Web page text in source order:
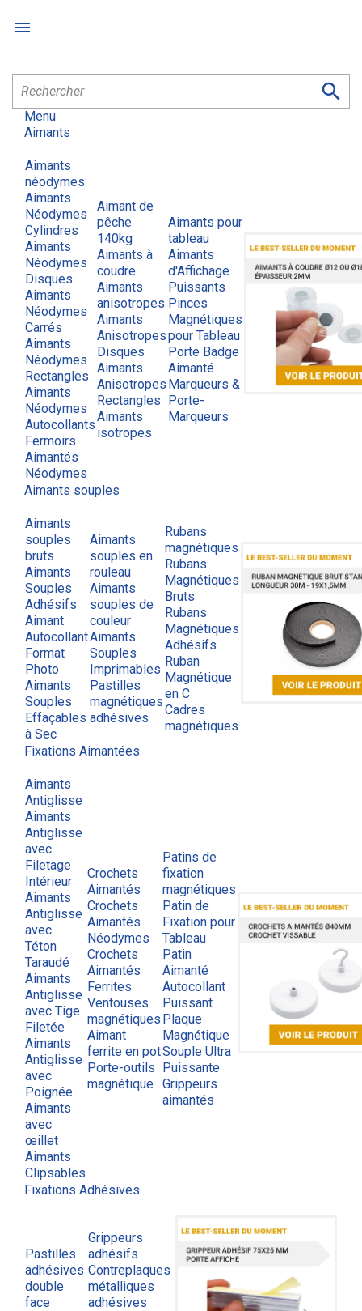


Menu
Aimants
Aimants
néodymes
Aimants
Néodymes
Cylindres
Aimants
Néodymes
Disques
Aimants
Néodymes
Carrés
Aimants
Néodymes
Rectangles
Aimants
Néodymes
Autocollants
Fermoirs
Aimantés
Néodymes
Aimant de
pêche
140kg
Aimants à
coudre
Aimants
anisotropes
Aimants
Anisotropes
Disques
Aimants
Anisotropes
Rectangles
Aimants
isotropes
Aimants pour
tableau
Aimants
d'Affichage
Puissants
Pinces
Magnétiques
pour Tableau
Porte Badge
Aimanté
Marqueurs &
Porte-
Marqueurs
Aimants souples
Aimants
souples
bruts
Aimants
Souples
Adhésifs
Aimant
Autocollant
Format
Photo
Aimants
Souples
Effaçables
à Sec
Aimants
souples en
rouleau
Aimants
souples de
couleur
Aimants
Souples
Imprimables
Pastilles
magnétiques
adhésives
Rubans
magnétiques
Rubans
Magnétiques
Bruts
Rubans
Magnétiques
Adhésifs
Ruban
Magnétique
en C
Cadres
magnétiques
Fixations Aimantées
Aimants
Antiglisse
Aimants
Antiglisse
avec
Filetage
Intérieur
Aimants
Antiglisse
avec
Téton
Taraudé
Aimants
Antiglisse
avec Tige
Filetée
Aimants
Antiglisse
avec
Poignée
Aimants
avec
œillet
Aimants
Clipsables
Crochets
Aimantés
Crochets
Aimantés
Néodymes
Crochets
Aimantés
Ferrites
Ventouses
magnétiques
Aimant
ferrite en pot
Porte-outils
magnétique
Patins de
fixation
magnétiques
Patin de
Fixation pour
Tableau
Patin
Aimanté
Autocollant
Puissant
Plaque
Magnétique
Souple Ultra
Puissante
Grippeurs
aimantés
Fixations Adhésives
Pastilles
adhésives
double
face
Grippeurs
adhésifs
Contreplaques
métalliques
adhésives